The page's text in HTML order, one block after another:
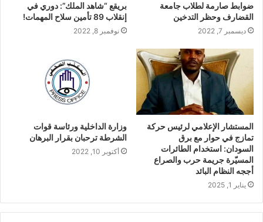
ضوابط صارمة لطلاب جامعة
القضارف وحظر التدخين
ديسمبر 7, 2022
بريقع “شاهد الملك”: دوري في
إنقلاب 89 تأمين سلاح المهمات!
نوفمبر 8, 2022
المستشار الإعلامي لرئيس حركة
تمازج في حوار مع برق
السودان: استخدام الطائرات
المسيّرة جريمة حرب والصراع
أججه النظام البائد
يناير 1, 2025
وزارة الداخلية ورئاسة قوات
الشرطة ترحبان بقرار البرهان
أكتوبر 10, 2022